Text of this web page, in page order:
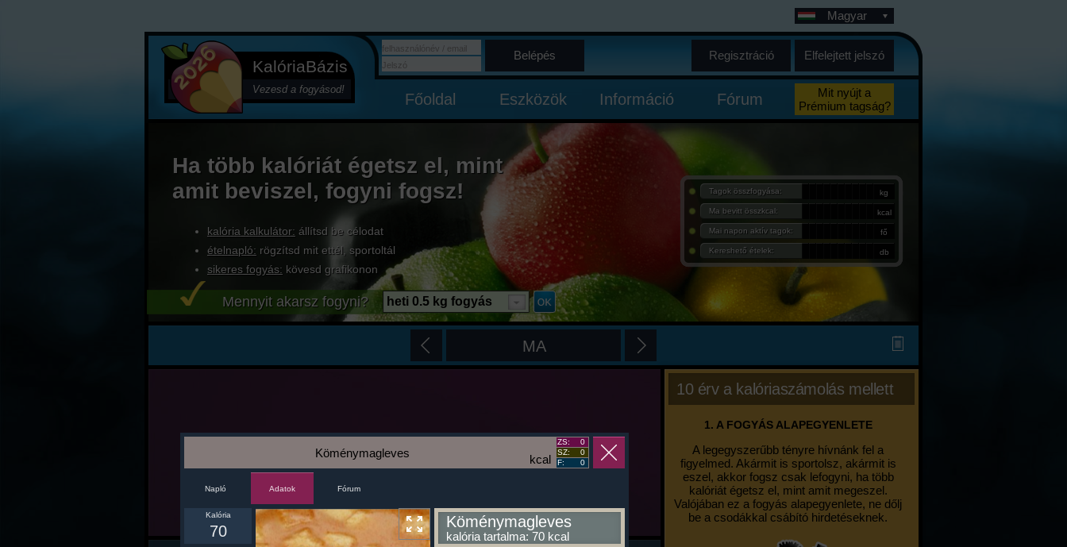
KalóriaBázis
Vezesd a fogyásod!
Magyar
Belépés Regisztráció Elfelejtett jelszó
Főoldal Eszközök Információ Fórum
Mit nyújt a
Prémium tagság?
Ha több kalóriát égetsz el, mint
amit beviszel, fogyni fogsz!
kalória kalkulátor: állítsd be célodat
ételnapló: rögzítsd mit ettél, sportoltál
sikeres fogyás: kövesd grafikonon
Tagok összfogyása: kg
Ma bevitt összkcal: kcal
Mai napon aktív tagok: fő
Kereshető ételek: db
Mennyit akarsz fogyni? heti 0.5 kg fogyás
MA
10 érv a kalóriaszámolás mellett
1. A FOGYÁS ALAPEGYENLETE
A legegyszerűbb tényre hívnánk fel a
figyelmed. Akármit is sportolsz, akármit is
eszel, akkor fogsz csak lefogyni, ha több
kalóriát égetsz el, mint amit megeszel.
Valójában ez a fogyás alapegyenlete, ne dőlj
be a csodákkal csábító hirdetéseknek.
kcal
Köménymagleves
ZS:
0
SZ:
0
F:
0
Napló Adatok Fórum
Kalória
70
Köménymagleves
kalória tartalma: 70 kcal